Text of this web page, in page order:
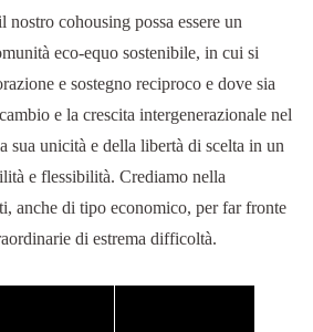
cohousing possa essere un
eco-equo sostenibile, in cui si
e sostegno reciproco e dove sia
e la crescita intergenerazionale nel
sua unicità e della libertà di scelta in un
e flessibilità. Crediamo nella
anche di tipo economico, per far fronte
di estrema difficoltà.